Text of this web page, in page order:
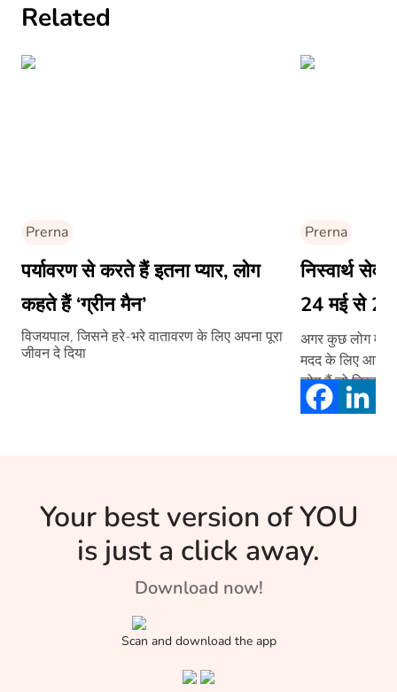
Related
Prerna
पर्यावरण से करते हैं इतना प्यार, लोग
कहते हैं ‘ग्रीन मैन’
विजयपाल, जिसने हरे-भरे वातावरण के लिए अपना पूरा
जीवन दे दिया
Prerna
निस्वार्थ
24 मई से 28
अगर कुछ लोग
मदद के लिए आगे
लोग हैं जो
पढ़िए ऐसे ही लोगों
Your best version of YOU
is just a click away.
Download now!
Scan and download the app